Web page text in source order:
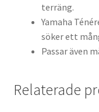
terräng.
Yamaha
söker ett
Passar även
Relaterade